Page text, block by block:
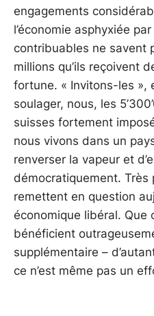
engagements
l’économie asphyxiée
contribuables ne savent
millions qu’ils reçoivent
fortune. « Invitons-les »,
soulager, nous, les
suisses fortement
nous vivons dans un
renverser la vapeur et
démocratiquement. Très
remettent en question
économique libéral. Que
bénéficient
supplémentaire –
ce n’est même pas un